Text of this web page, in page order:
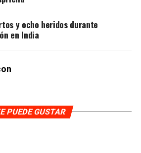
y ocho heridos durante
en India
PUEDE GUSTAR